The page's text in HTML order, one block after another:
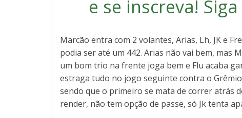
e se inscreva!
Marcão entra com 2 volantes, Arias, Lh, JK e
podia ser até um 442. Arias não vai bem, mas
um bom trio na frente joga bem e Flu acaba
estraga tudo no jogo seguinte contra o
sendo que o primeiro se mata de correr atrás
render, não tem opção de passe, só Jk tenta